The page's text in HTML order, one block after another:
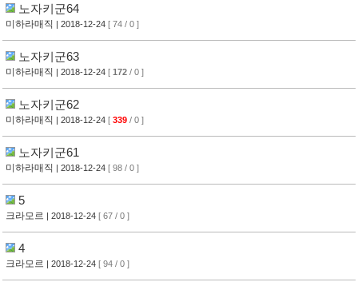
노자키군64
미하라매직 | 2018-12-24 [ 74 / 0 ]
노자키군63
미하라매직 | 2018-12-24 [ 172 / 0 ]
노자키군62
미하라매직 | 2018-12-24 [ 339 / 0 ]
노자키군61
미하라매직 | 2018-12-24 [ 98 / 0 ]
5
크라모르 | 2018-12-24 [ 67 / 0 ]
4
크라모르 | 2018-12-24 [ 94 / 0 ]